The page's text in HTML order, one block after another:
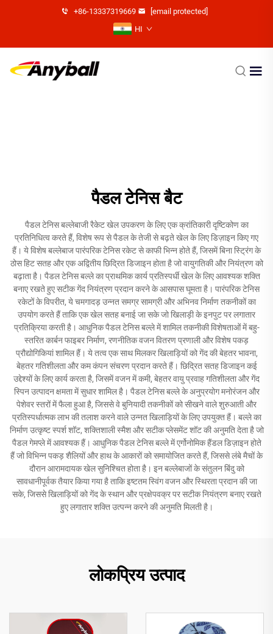
+86-13337319669
[email protected]
HI
पैडल टेनिस बैट
पैडल टेनिस बल्लेबाजी रैकेट खेल उपकरण के लिए एक क्रांतिकारी दृष्टिकोण का
प्रतिनिधित्व करते हैं, विशेष रूप से पैडल के तेजी से बढ़ते खेल के लिए डिज़ाइन किए गए
हैं। ये विशेष बल्लेबाज पारंपरिक टेनिस रकेट से काफी भिन्न होते हैं, जिसमें बिना स्ट्रिंग के
ठोस हिट सतह और एक अद्वितीय छिद्रित डिजाइन होता है जो वायुगतिकी और नियंत्रण को
बढ़ाता है। पैडल टेनिस बल्ले का प्राथमिक कार्य प्रतिस्पर्धी खेल के लिए आवश्यक शक्ति
बनाए रखते हुए सटीक गेंद नियंत्रण प्रदान करने के आसपास घूमता है। पारंपरिक टेनिस
रकेटों के विपरीत, ये चमगादड़ उन्नत समग्र सामग्री और अभिनव निर्माण तकनीकों का
उपयोग करते हैं ताकि एक खेल सतह बनाई जा सके जो खिलाड़ी के इनपुट पर लगातार
प्रतिक्रिया करती है। आधुनिक पैडल टेनिस बल्ले में शामिल तकनीकी विशेषताओं में बहु-
स्तरित कार्बन फाइबर निर्माण, रणनीतिक वजन वितरण प्रणाली और विशेष पकड़
प्रौद्योगिकियां शामिल हैं। ये तत्व एक साथ मिलकर खिलाड़ियों को गेंद की बेहतर भावना,
बेहतर गतिशीलता और कम कंपन संचरण प्रदान करते हैं। छिद्रित सतह डिजाइन कई
उद्देश्यों के लिए कार्य करता है, जिसमें वजन में कमी, बेहतर वायु प्रवाह गतिशीलता और गेंद
स्पिन उत्पादन क्षमता में सुधार शामिल है। पैडल टेनिस बल्ले के अनुप्रयोग मनोरंजन और
पेशेवर स्तरों में फैला हुआ है, जिससे वे बुनियादी तकनीकों को सीखने वाले शुरुआती और
प्रतिस्पर्धात्मक लाभ की तलाश करने वाले उन्नत खिलाड़ियों के लिए उपयुक्त हैं। बल्ले का
निर्माण उत्कृष्ट स्पर्श शॉट, शक्तिशाली स्मैश और सटीक प्लेसमेंट शॉट की अनुमति देता है जो
पैडल गेमप्ले में आवश्यक हैं। आधुनिक पैडल टेनिस बल्ले में एर्गोनोमिक हैंडल डिज़ाइन होते
हैं जो विभिन्न पकड़ शैलियों और हाथ के आकारों को समायोजित करते हैं, जिससे लंबे मैचों के
दौरान आरामदायक खेल सुनिश्चित होता है। इन बल्लेबाजों के संतुलन बिंदु को
सावधानीपूर्वक तैयार किया गया है ताकि इष्टतम स्विंग वजन और स्थिरता प्रदान की जा
सके, जिससे खिलाड़ियों को गेंद के स्थान और प्रक्षेपवक्र पर सटीक नियंत्रण बनाए रखते
हुए लगातार शक्ति उत्पन्न करने की अनुमति मिलती है।
लोकप्रिय उत्पाद